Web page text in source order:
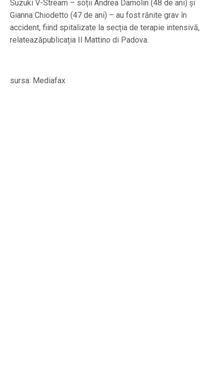
Suzuki V-Stream – soții Andrea Damolin (48 de ani) și
Gianna Chiodetto (47 de ani) – au fost rănite grav în
accident, fiind spitalizate la secția de terapie intensivă,
relateazăpublicația Il Mattino di Padova.
sursa: Mediafax